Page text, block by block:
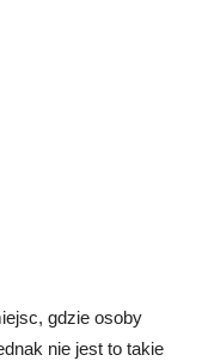
gdzie osoby
nie jest to takie